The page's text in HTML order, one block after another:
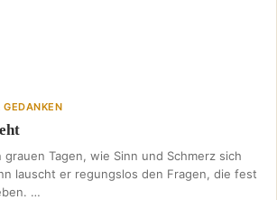
grauen Tagen, wie Sinn und Schmerz sich
lauscht er regungslos den Fragen, die fest
…